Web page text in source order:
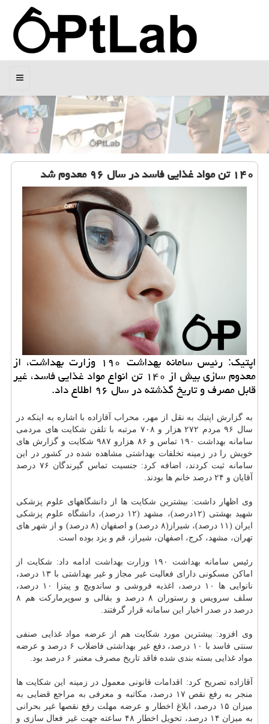
منو
۱۴۰ تن مواد غذایی فاسد در سال ۹۶ معدوم شد
اپتیك: رئیس سامانه بهداشت ۱۹۰ وزارت بهداشت، از
معدوم سازی بیش از ۱۴۰ تن انواع مواد غذایی فاسد، غیر
قابل مصرف و تاریخ گذشته در سال ۹۶ اطلاع داد.
به گزارش اپتیك به نقل از مهر، محراب آقازاده با اشاره به اینكه در
سال ۹۶ مردم ۲۷۲ هزار و ۷۰۸ مرتبه با تلفن شكایت های مردمی
سامانه بهداشت
۱۹۰ تماس و ۸۶ هزارو ۹۸۷ شكایت و گزارش های
خویش را در زمینه تخلفات بهداشتی مشاهده شده در كشور در این
سامانه ثبت كردند، اضافه كرد: جنسیت تماس گیرندگان ۷۶ درصد
آقایان و ۲۴ درصد خانم ها بودند.
وی اظهار داشت: بیشترین شكایت ها از دانشگاههای علوم پزشكی
شهید بهشتی (۱۲درصد)، مشهد (۱۲ درصد)، دانشگاه علوم پزشكی
ایران (۱۱ درصد)، شیراز(۸ درصد) و اصفهان (۸ درصد) و از شهر های
تهران، مشهد، كرج، اصفهان، شیراز، قم و یزد بوده است.
رئیس سامانه بهداشت بهداشت ادامه داد: شكایت از
اماكن مسكونی دارای فعالیت غیر مجاز و غیر بهداشتی با ۱۳ درصد،
نانوایی ها ۱۰ درصد، اغذیه فروشی و ساندویچ و پیتزا ۱۰ درصد،
سلف سرویس و رستوران ۸ درصد و بقالی و سوپرماركت هم ۸
درصد در صدر اخبار این سامانه قرار گرفتند.
وی افزود: بیشترین مورد شكایت هم از عرضه مواد غذایی صنفی
سنتی فاسد با ۱۰ درصد، دفع غیر بهداشتی فاضلاب ۶ درصد و عرضه
مواد غذایی بسته بندی شده فاقد تاریخ مصرف معتبر ۶ درصد بود.
آقازاده تصریح كرد: اقدامات قانونی معمول در زمینه این شكایت ها
منجر به رفع نقص ۱۷ درصد، مكاتبه و معرفی به مراجع قضایی به
میزان ۱۵ درصد، ابلاغ اخطار و عرضه مهلت رفع نقصها غیر بحرانی
به میزان ۱۴ درصد، تحویل اخطار ۴۸ ساعته جهت غیر فعال سازی و